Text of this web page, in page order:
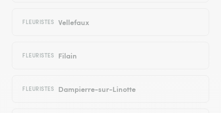
FLEURISTES Vellefaux
FLEURISTES Filain
FLEURISTES Dampierre-sur-Linotte